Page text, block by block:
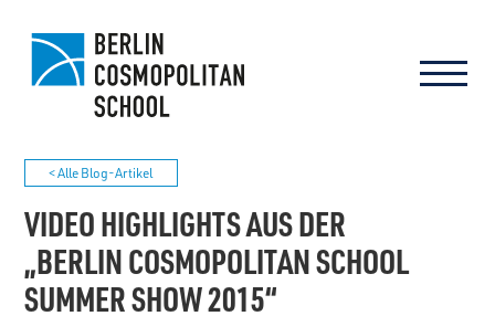
< Alle Blog-Artikel
VIDEO HIGHLIGHTS AUS DER
„BERLIN COSMOPOLITAN SCHOOL
SUMMER SHOW 2015“